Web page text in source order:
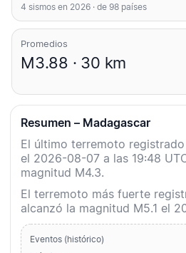
4 sismos en 2026 · de 98 países
Promedios
M3.88 · 30 km
Resumen – Madagascar
El último terremoto
el 2026-08-07 a las 19:48
magnitud M4.3.
El terremoto más fuerte
alcanzó la magnitud M5.1 el
Eventos (histórico)